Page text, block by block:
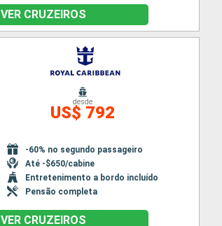
VER CRUZEIROS
desde
US$ 792
-60% no segundo passageiro
Até -$650/cabine
Entretenimento a bordo incluído
Pensão completa
VER CRUZEIROS